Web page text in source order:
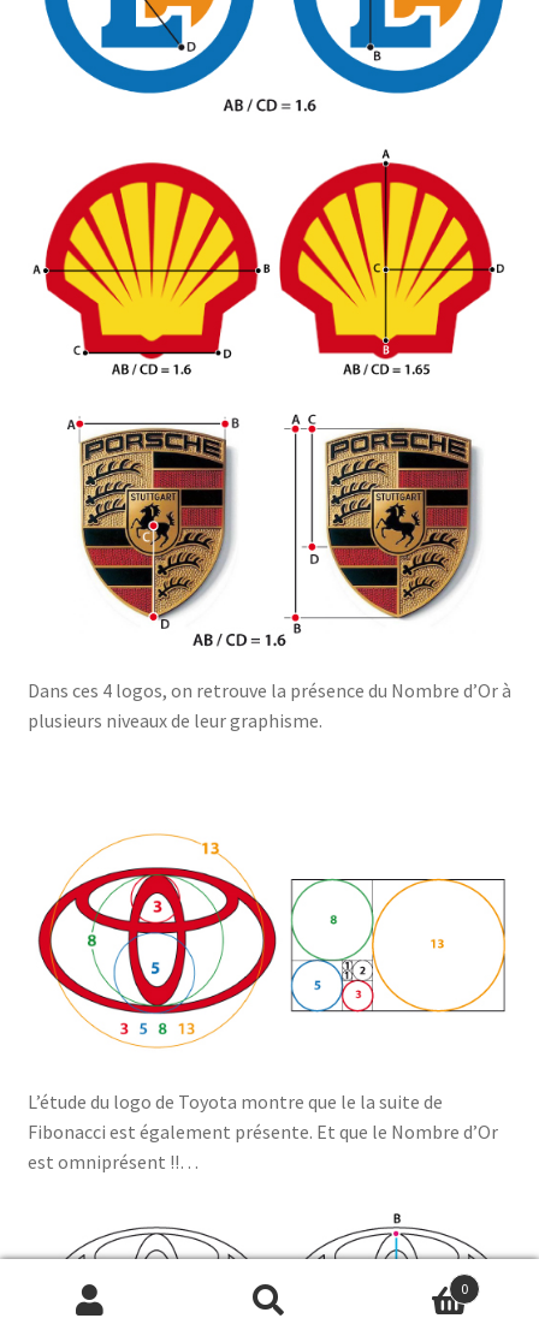
Dans ces 4 logos, on retrouve la présence du Nombre d’Or à
plusieurs niveaux de leur graphisme.
L’étude du logo de Toyota montre que le la suite de
Fibonacci est également présente. Et que le Nombre d’Or
est omniprésent !!…
Recherche
Recherche
0